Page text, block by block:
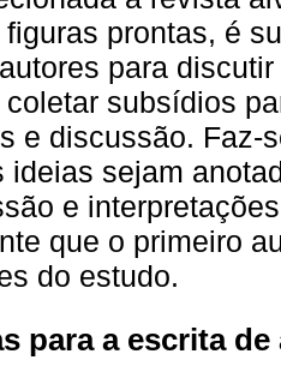
prontas, é
para
subsídios
e discussão. Faz-
ideias sejam
e
que o primeiro
do estudo.
para a escrita